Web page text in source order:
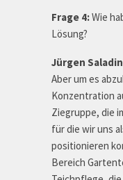
Frage 4:Wie
Lösung?
Jürgen
Aber um es
Konzentration
Ziegruppe, die
für die wir uns
positionieren
Bereich